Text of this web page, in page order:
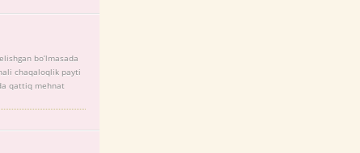
bo’lmasada
chaqaloqlik payti
qattiq mehnat